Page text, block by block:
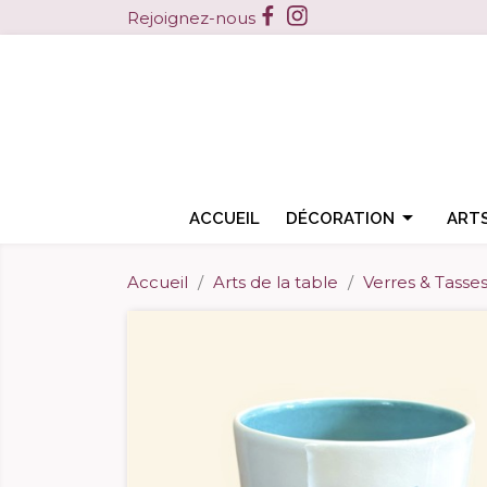
Rejoignez-nous Facebook
ACCUEIL 
DÉCORATION
Accueil Arts de la table Verres & Tasses